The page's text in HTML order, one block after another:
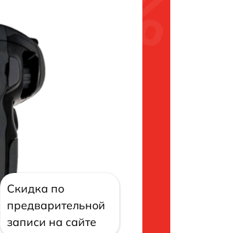
Скидка по
предварительной
записи на сайте